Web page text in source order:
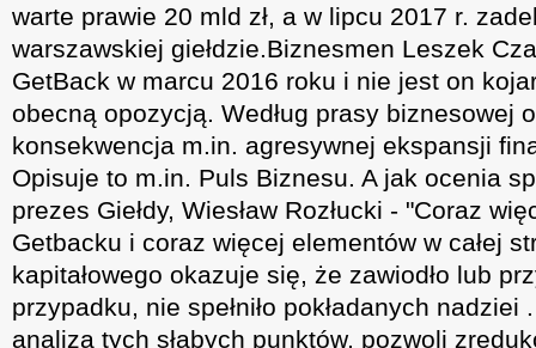
warte prawie 20 mld zł, a w lipcu 2017 r.
warszawskiej giełdzie.Biznesmen Leszek
GetBack w marcu 2016 roku i nie jest on
obecną opozycją. Według prasy biznesowej
konsekwencja m.in. agresywnej ekspansji
Opisuje to m.in. Puls Biznesu. A jak ocenia
prezes Giełdy, Wiesław Rozłucki - "Coraz
Getbacku i coraz więcej elementów w całej
kapitałowego okazuje się, że zawiodło lub
przypadku, nie spełniło pokładanych
analiza tych słabych punktów, pozwoli